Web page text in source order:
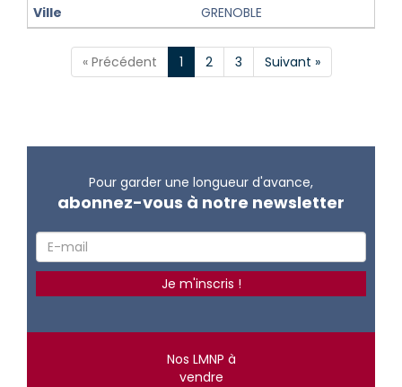
GRENOBLE
« Précédent 1 2 3 Suivant »
Pour garder une longueur d'avance,
abonnez-vous à notre newsletter
Nos LMNP à
vendre